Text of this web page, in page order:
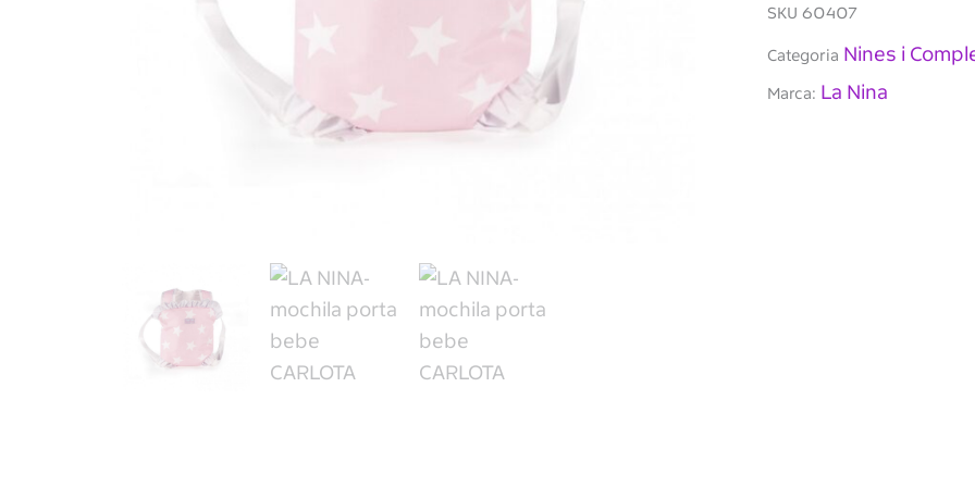
CARLOTA
SKU 60407
Categoria Nines i
Marca: La Nina